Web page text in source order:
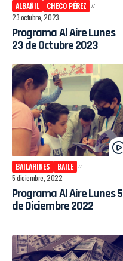
ALBAÑIL
CHECO PÉREZ
23 octubre, 2023
Programa Al Aire Lunes
23 de Octubre 2023
BAILARINES
BAILE
5 diciembre, 2022
Programa Al Aire Lunes 5
de Diciembre 2022